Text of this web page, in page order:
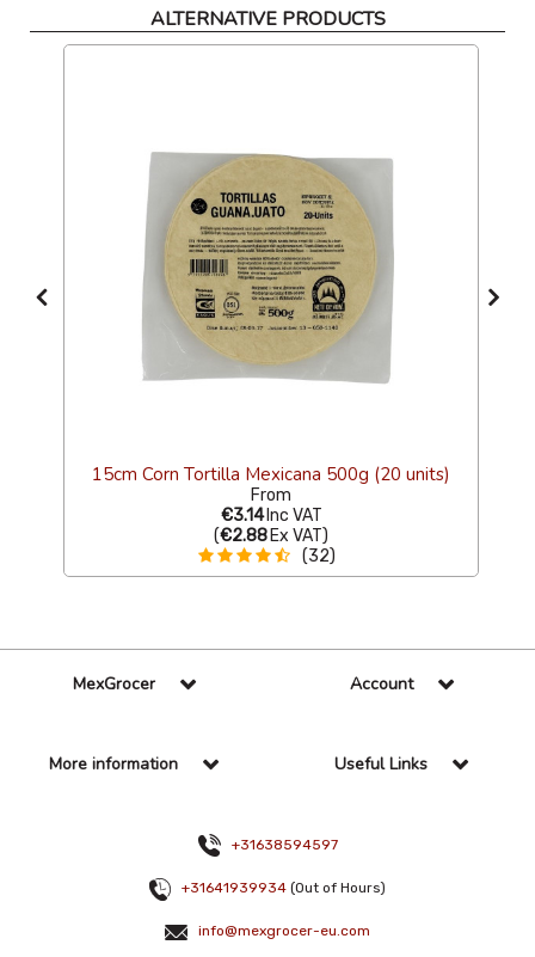
ALTERNATIVE PRODUCTS
15cm Corn Tortilla Mexicana 500g (20 units)
From
€3.14 Inc VAT
(€2.88 Ex VAT)
(32)
MexGrocer Account
More information Useful Links
+31638594597
+31641939934 (Out of Hours)
info@mexgrocer-eu.com